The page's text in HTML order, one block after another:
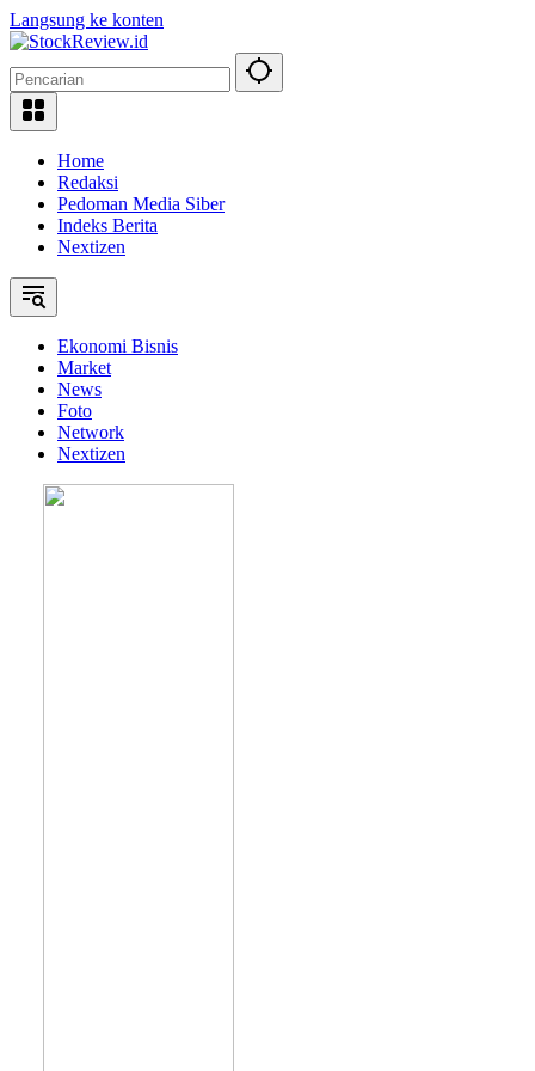
Langsung ke konten
Home
Redaksi
Pedoman Media Siber
Indeks Berita
Nextizen
Ekonomi Bisnis
Market
News
Foto
Network
Nextizen